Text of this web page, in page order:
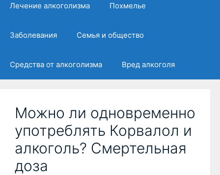
Лечение алкоголизма Похмелье
Заболевания Семья и общество
Средства от алкоголизма Вред алкоголя
Можно ли одновременно
употреблять Корвалол и
алкоголь? Смертельная
доза